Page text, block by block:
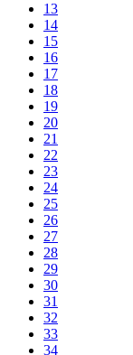
13
14
15
16
17
18
19
20
21
22
23
24
25
26
27
28
29
30
31
32
33
34